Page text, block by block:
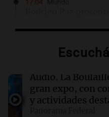
crisis en Bolivia
Padres presentes,
con un niño cuando
teléfono?
Audio. La
gran expo, con
y actividades